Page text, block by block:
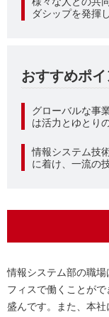
ダシップを発揮
おすすめポイ
グローバルな事
は活力とゆとり
情報システム技
に着け、一流の
情報システム部の職
フィスで働くことが
盛んです。また、本